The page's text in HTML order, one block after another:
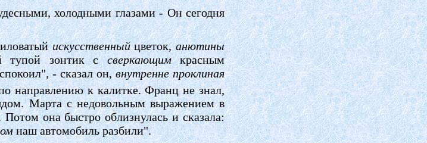
холодными глазами - Он сегодня
искусственныйцветок, анютины
тупой зонтик ссверкающимкрасным
- сказал он, внутренне проклиная
направлению к калитке. Франц не знал,
Марта с недовольным выражением в
она быстро облизнулась и сказала:
наш автомобиль разбили".